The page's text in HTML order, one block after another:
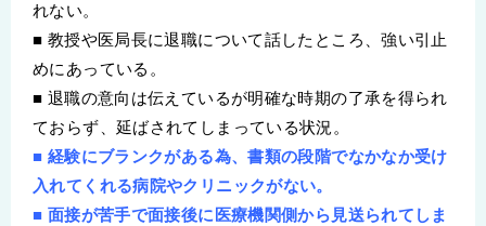
れない。
■ 教授や医局長に退職について話したところ、強い引止
めにあっている。
■ 退職の意向は伝えているが明確な時期の了承を得られ
ておらず、延ばされてしまっている状況。
■ 経験にブランクがある為、書類の段階でなかなか受け
入れてくれる病院やクリニックがない。
■ 面接が苦手で面接後に医療機関側から見送られてしま